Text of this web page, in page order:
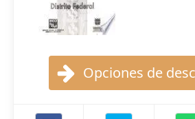
Opciones de